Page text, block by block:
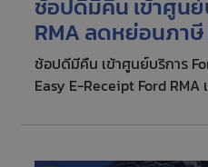
ช้อปดีมีคืน เข้าศูนย์
RMA ลดหย่อนภา
ช้อปดีมีคืน เข้าศูนย์บริการ
Easy E-Receipt Ford RMA
อุปกรณ์ตกแต่งรถยนต์ ที่โชว์